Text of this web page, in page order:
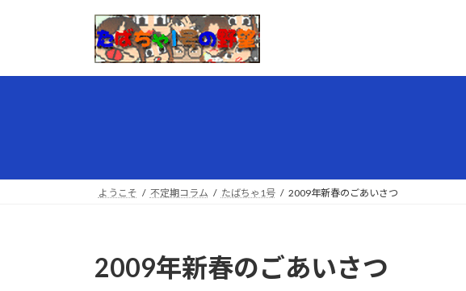
プ
動
ようこそ 不定期コラム たばちゃ1号 2009年新春のごあいさつ
2009年新春のごあいさつ